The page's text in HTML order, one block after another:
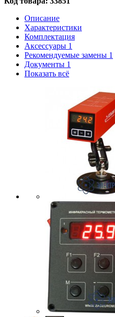
Описание
Характеристики
Комплектация
Аксессуары 1
Рекомендуемые замены 1
Документы 1
Показать всё